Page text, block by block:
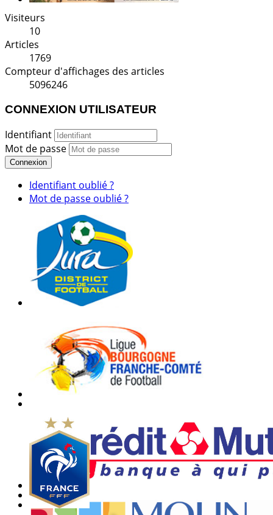
Visiteurs
10
Articles
1769
Compteur d'affichages des articles
5096246
CONNEXION UTILISATEUR
Identifiant
Mot de passe
Connexion
Identifiant oublié ?
Mot de passe oublié ?